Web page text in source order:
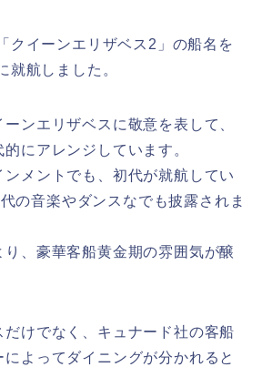
クイーンエリザベス2」の船名を
就航しました。
ンエリザベスに敬意を表して、
にアレンジしています。
メントでも、初代が就航してい
の音楽やダンスなでも披露されま
り、豪華客船黄金期の雰囲気が醸
だけでなく、キュナード社の客船
よってダイニングが分かれると